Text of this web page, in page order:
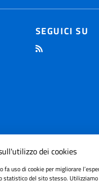
SEGUICI SU
dei cookies
fa uso di cookie per migliorare
statistico del sito stesso.